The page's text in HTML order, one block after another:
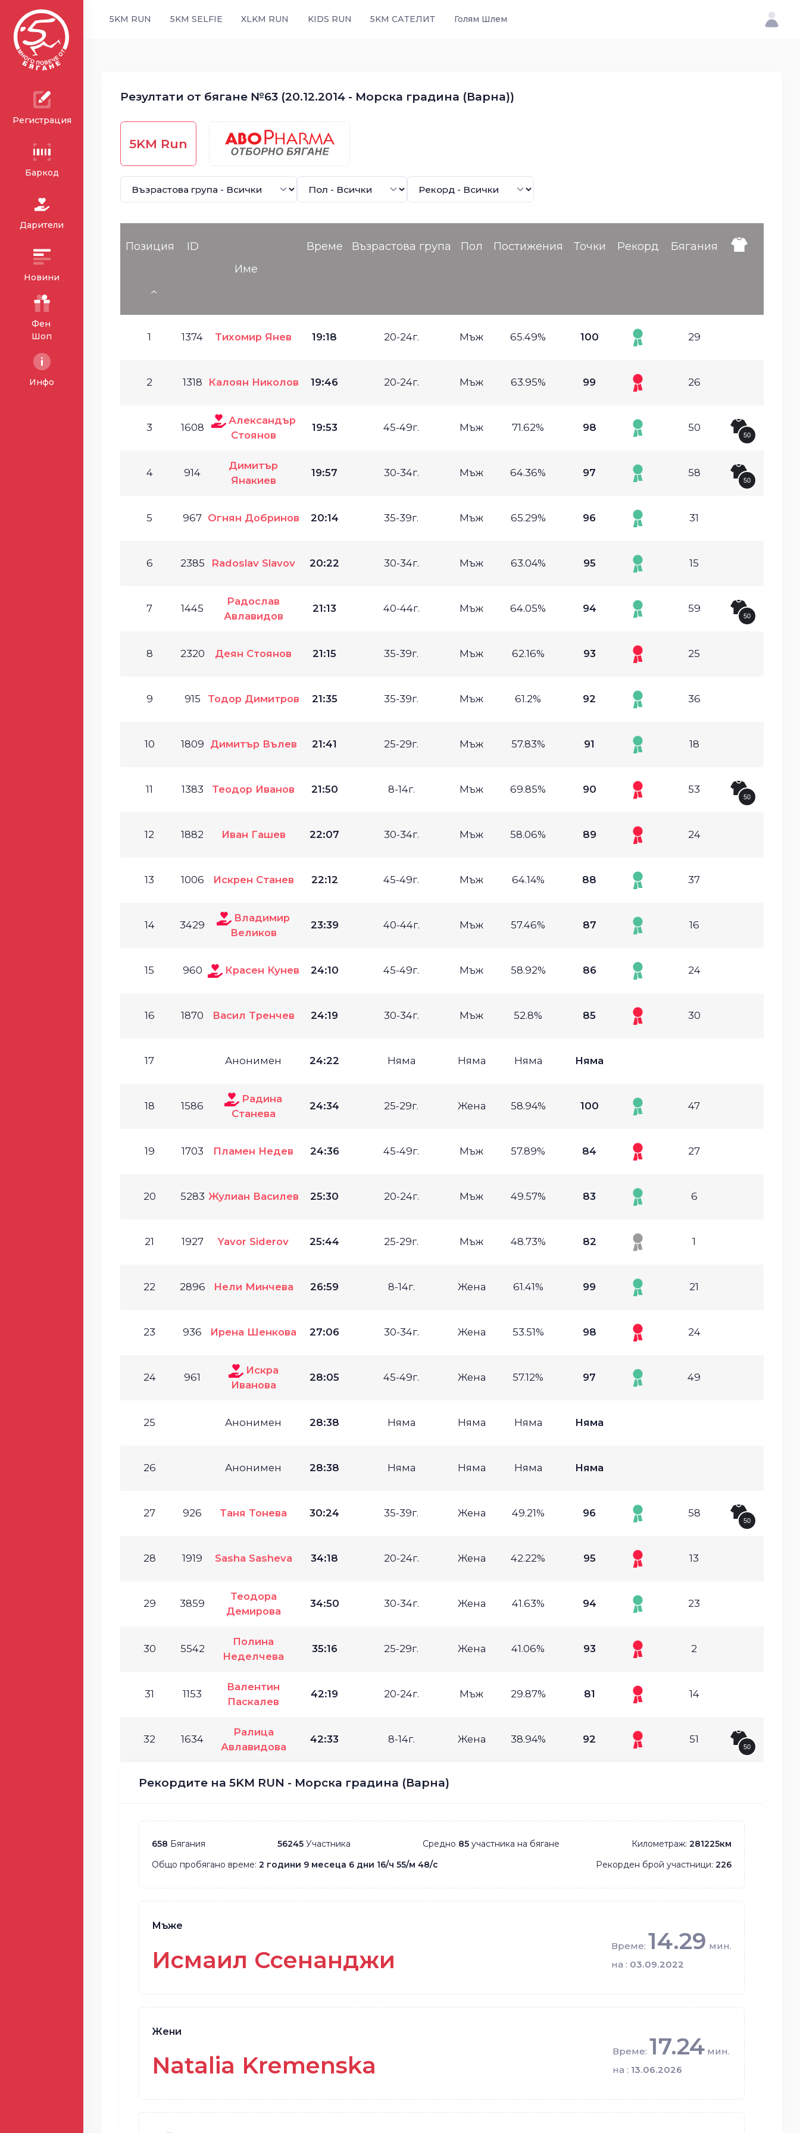
Регистрация
Баркод
Дарители
Новини
Фен
Шоп
Инфо
5KM RUN 5KM SELFIE XLKM RUN KIDS RUN 5KM САТЕЛИТ Голям Шлем
Резултати от бягане №63 (20.12.2014 - Морска градина (Варна))
5KM Run
Позиция
ID
Име
Време Възрастова група Пол Постижения Точки Рекорд Бягания
1 1374 Тихомир Янев 19:18 20-24г. Мъж 65.49% 100 29
2 1318 Калоян Николов 19:46 20-24г. Мъж 63.95% 99 26
3 1608
Александър
Стоянов
19:53 45-49г. Мъж 71.62% 98 50
50
4 914
Димитър
Янакиев
19:57 30-34г. Мъж 64.36% 97 58
50
5 967 Огнян Добринов 20:14 35-39г. Мъж 65.29% 96 31
6 2385 Radoslav Slavov 20:22 30-34г. Мъж 63.04% 95 15
7 1445
Радослав
Авлавидов
21:13 40-44г. Мъж 64.05% 94 59
50
8 2320 Деян Стоянов 21:15 35-39г. Мъж 62.16% 93 25
9 915 Тодор Димитров 21:35 35-39г. Мъж 61.2% 92 36
10 1809 Димитър Вълев 21:41 25-29г. Мъж 57.83% 91 18
11 1383 Теодор Иванов 21:50 8-14г. Мъж 69.85% 90 53
50
12 1882 Иван Гашев 22:07 30-34г. Мъж 58.06% 89 24
13 1006 Искрен Станев 22:12 45-49г. Мъж 64.14% 88 37
14 3429
Владимир
Великов
23:39 40-44г. Мъж 57.46% 87 16
15 960 Красен Кунев 24:10 45-49г. Мъж 58.92% 86 24
16 1870 Васил Тренчев 24:19 30-34г. Мъж 52.8% 85 30
17 Анонимен 24:22 Няма Няма Няма Няма
18 1586
Радина
Станева
24:34 25-29г. Жена 58.94% 100 47
19 1703 Пламен Недев 24:36 45-49г. Мъж 57.89% 84 27
20 5283 Жулиан Василев 25:30 20-24г. Мъж 49.57% 83 6
21 1927 Yavor Siderov 25:44 25-29г. Мъж 48.73% 82 1
22 2896 Нели Минчева 26:59 8-14г. Жена 61.41% 99 21
23 936 Ирена Шенкова 27:06 30-34г. Жена 53.51% 98 24
24 961
Искра
Иванова
28:05 45-49г. Жена 57.12% 97 49
25 Анонимен 28:38 Няма Няма Няма Няма
26 Анонимен 28:38 Няма Няма Няма Няма
27 926 Таня Тонева 30:24 35-39г. Жена 49.21% 96 58
50
28 1919 Sasha Sasheva 34:18 20-24г. Жена 42.22% 95 13
29 3859
Теодора
Демирова
34:50 30-34г. Жена 41.63% 94 23
30 5542
Полина
Неделчева
35:16 25-29г. Жена 41.06% 93 2
31 1153
Валентин
Паскалев
42:19 20-24г. Мъж 29.87% 81 14
32 1634
Ралица
Авлавидова
42:33 8-14г. Жена 38.94% 92 51
50
Рекордите на 5KM RUN - Морска градина (Варна)
658 Бягания 56245 Участника Средно 85 участника на бягане Километраж: 281225км
Общо пробягано време: 2 години 9 месеца 6 дни 16/ч 55/м 48/с Рекорден брой участници: 226
Мъже
Исмаил Ссенанджи
Време: 14.29 мин.
на : 03.09.2022
Жени
Natalia Kremenska
Време: 17.24 мин.
на : 13.06.2026